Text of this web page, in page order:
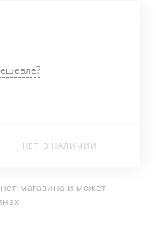
НЕТ В НАЛИЧИИ
магазина и может